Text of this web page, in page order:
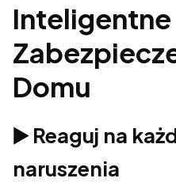
Inteligentne
Domu
▶️ Reaguj na
naruszenia